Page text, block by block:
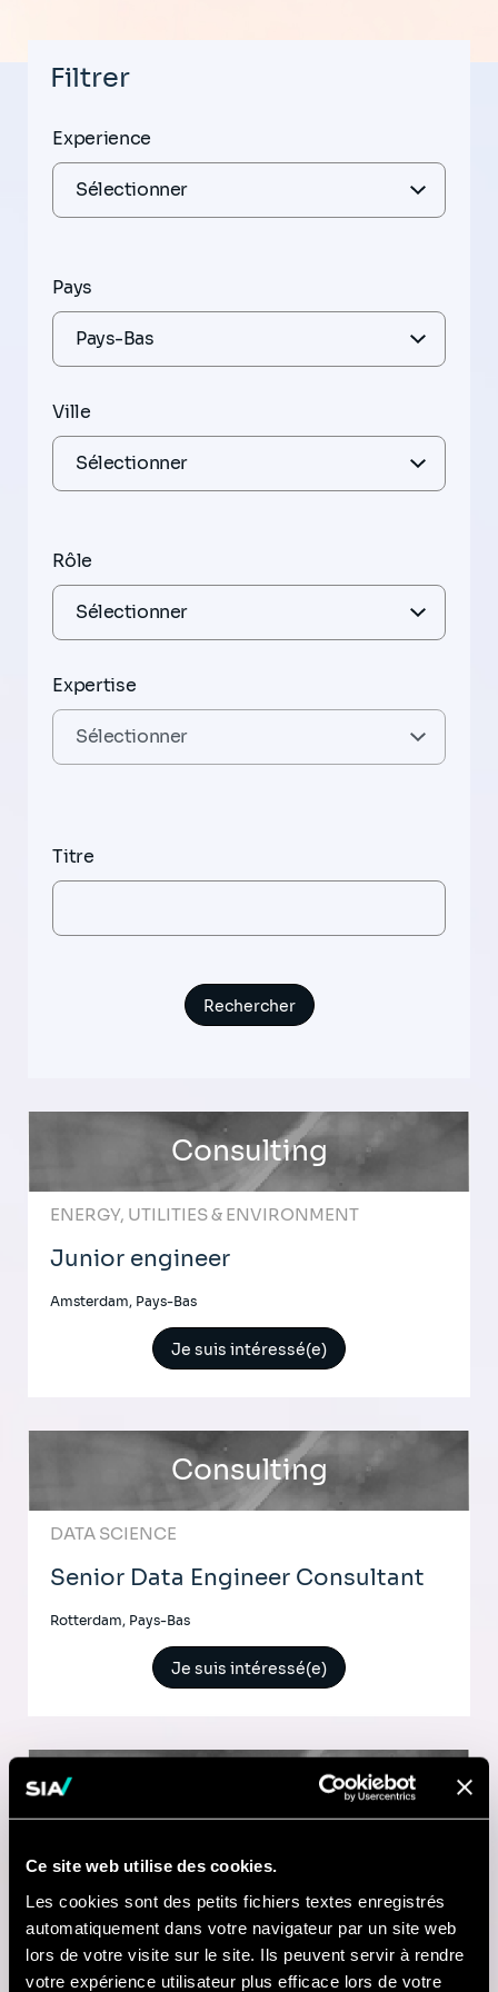
Ce site web utilise des cookies.
Les cookies sont des petits fichiers textes enregistrés
automatiquement dans votre navigateur par un site web
lors de votre visite sur le site. Ils peuvent servir à rendre
votre expérience utilisateur plus efficace lors de votre
Filtrer
Experience
Pays
Ville
Rôle
Expertise
Titre
Consulting
ENERGY, UTILITIES & ENVIRONMENT
Junior engineer
Amsterdam, Pays-Bas
Je suis intéressé(e)
Consulting
DATA SCIENCE
Senior Data Engineer Consultant
Rotterdam, Pays-Bas
Je suis intéressé(e)
Consulting
Consultant Data Engineer
Rotterdam, Pays-Bas
Je suis intéressé(e)